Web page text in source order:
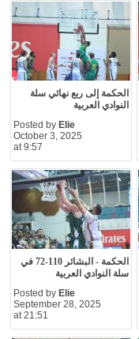
الحكمة إلى ربع نهائي سلة
النوادي العربية
Posted by Elie
October 3, 2025
at 9:57
الحكمة - البشائر 110-72 في
سلة النوادي العربية
Posted by Elie
September 28, 2025
at 21:51